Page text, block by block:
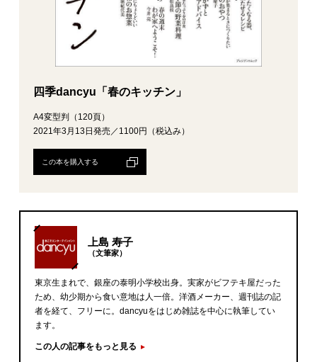
四季dancyu「春のキッチン」
A4変型判（120頁）
2021年3月13日発売／1100円（税込み）
この本を購入する
上島 寿子
（文筆家）
東京生まれで、銀座の泰明小学校出身。実家がビフテキ屋だった
ため、幼少期から食い意地は人一倍。洋酒メーカー、週刊誌の記
者を経て、フリーに。dancyuをはじめ雑誌を中心に執筆してい
ます。
この人の記事をもっと見る